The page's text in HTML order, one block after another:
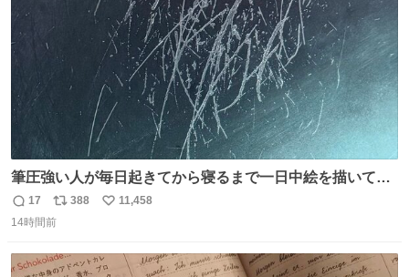
筆圧強い人が毎日起きてから寝るまで一日中絵を描いてる
とこうなる。 異常事態です。
返
信
17
リ
ポ
ト
388
い
数
11,458
14時間前